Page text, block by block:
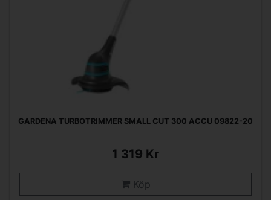
GARDENA TURBOTRIMMER SMALL CUT 300 ACCU 09822-20
1 319 Kr
Köp